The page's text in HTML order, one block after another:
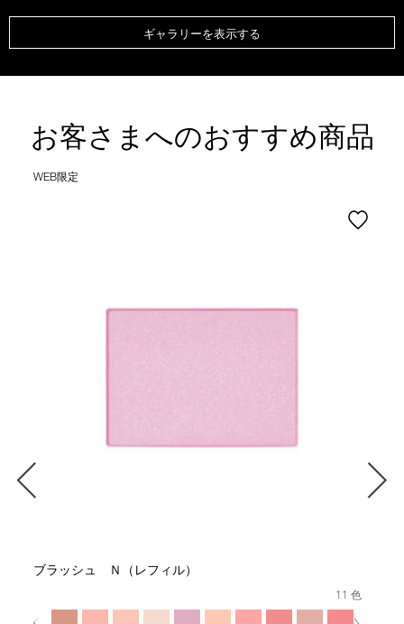
ギャラリーを表示する
お客さまへのおすすめ商品
WEB限定
ブラッシュ Ｎ（レフィル）
11 色